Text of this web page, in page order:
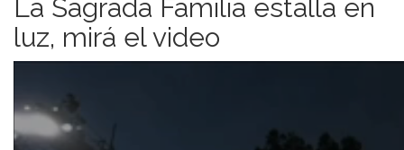
La Sagrada Familia estalla en
luz, mirá el video